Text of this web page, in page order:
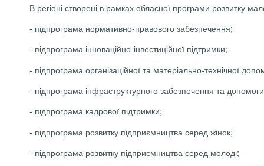
В регіоні створені в рамках обласної програми розвитку
- підпрограма нормативно-правового забезпечення;
- підпрограма інноваційно-інвестиційної підтримки;
- підпрограма організаційної та матеріально-технічної
- підпрограма інфраструктурного забезпечення та
- підпрограма кадрової підтримки;
- підпрограма розвитку підприємництва серед жінок;
- підпрограма розвитку підприємництва серед молоді;